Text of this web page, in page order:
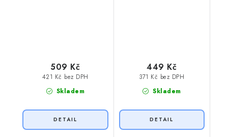
Skladem
421 Kč bez DPH
509 Kč
Skladem
371 Kč bez DPH
449 Kč